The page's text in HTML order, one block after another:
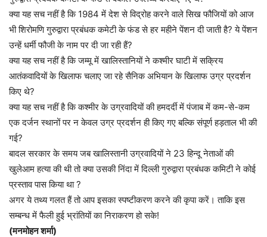
क्या यह सच नहीं है कि 1984 में देश से विद्रोह करने वाले सिख फौजियों को आज
भी शिरोमणि गुरुद्वारा प्रबंधक कमेटी के फंड से हर महीने पेंशन दी जाती है? ये पेंशन
उन्हें धर्मी फौजी के नाम पर दी जा रही हैं?
क्या यह सच नहीं है कि जम्मू में खालिस्तानियों ने कश्मीर घाटी में सक्रिय
आतंकवादियों के खिलाफ चलाए जा रहे सैनिक अभियान के खिलाफ उग्र प्रदर्शन
किए थे?
क्या यह सच नहीं है कि कश्मीर के उग्रवादियों की हमदर्दी में पंजाब में कम-से-कम
एक दर्जन स्थानों पर न केवल उग्र प्रदर्शन ही किए गए बल्कि संपूर्ण हड़ताल भी की
गई?
बादल सरकार के समय जब खालिस्तानी उग्रवादियों ने 23 हिन्दू नेताओं की
खुलेआम हत्या की थी तो क्या उसकी निंदा में दिल्ली गुरुद्वारा प्रबंधक कमिटी ने कोई
प्रस्ताव पास किया था ?
अगर ये तथ्य गलत हैं तो आप इसका स्पष्टीकरण करने की कृपा करें। ताकि इस
सम्बन्ध में फैली हुई भ्रांतियों का निराकरण हो सके!
(मनमोहन शर्मा)